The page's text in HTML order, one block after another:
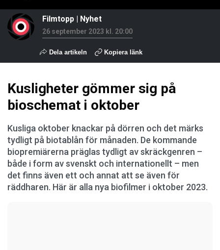
Filmtopp | Nyhet
26 september 2023 kl. 20:00
Dela artikeln Kopiera länk
Kusligheter gömmer sig på
bioschemat i oktober
Kusliga oktober knackar på dörren och det märks
tydligt på biotablån för månaden. De kommande
biopremiärerna präglas tydligt av skräckgenren –
både i form av svenskt och internationellt – men
det finns även ett och annat att se även för
räddharen. Här är alla nya biofilmer i oktober 2023.